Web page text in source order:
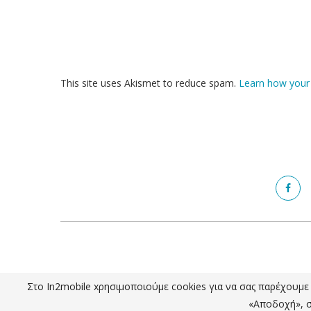
This site uses Akismet to reduce spam. Learn how
Στο In2mobile xρησιμοποιούμε cookies για να σας παρέχουμε
«Αποδοχή»,